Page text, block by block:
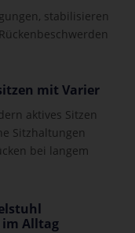
stabilisieren
mit Varier
aktives Sitzen
Sitzhaltungen
bei langem
Alltag